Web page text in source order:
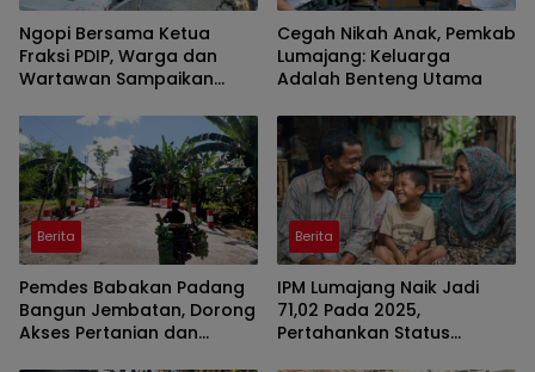
Ngopi Bersama Ketua
Fraksi PDIP, Warga dan
Wartawan Sampaikan
Lumajang Secara
Langsung
Cegah Nikah Anak, Pemkab
Lumajang: Keluarga
Adalah Benteng Utama
Berita
Pemdes Babakan Padang
Bangun Jembatan, Dorong
Akses Pertanian dan
Berita
IPM Lumajang Naik Jadi
71,02 Pada 2025,
Pertahankan Status